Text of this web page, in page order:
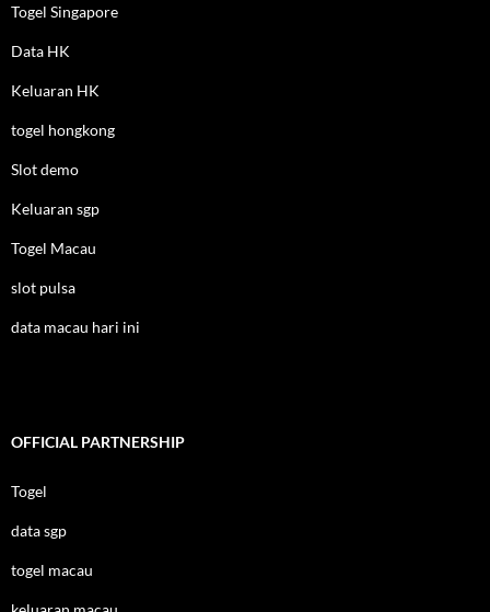
Togel Singapore
Data HK
Keluaran HK
togel hongkong
Slot demo
Keluaran sgp
Togel Macau
slot pulsa
data macau hari ini
OFFICIAL PARTNERSHIP
Togel
data sgp
togel macau